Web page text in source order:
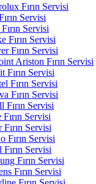
Fırın Servisi
Servisi
Servisi
Fırın Servisi
Fırın Servisi
Ariston Fırın Servisi
Fırın Servisi
Fırın Servisi
Fırın Servisi
Fırın Servisi
Servisi
Fırın Servisi
Fırın Servisi
Fırın Servisi
Fırın Servisi
Fırın Servisi